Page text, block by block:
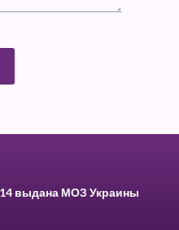
выдана МОЗ Украины